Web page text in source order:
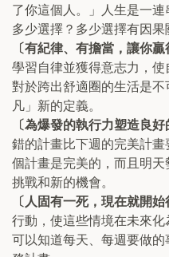
了你這個人。」人生是一
多少選擇？多少選擇有因
〔有紀律、有擔當，讓你贏
學習自律並獲得意志力，
對於跨出舒適圈的生活是
凡」新的定義。
〔為爆發的執行力塑造良好
錯的計畫比下週的完美計
個計畫是完美的，而且明
挑戰和新的機會。
〔人固有一死，現在就開始
行動，使這些情境在未來
可以知道每天、每週要做